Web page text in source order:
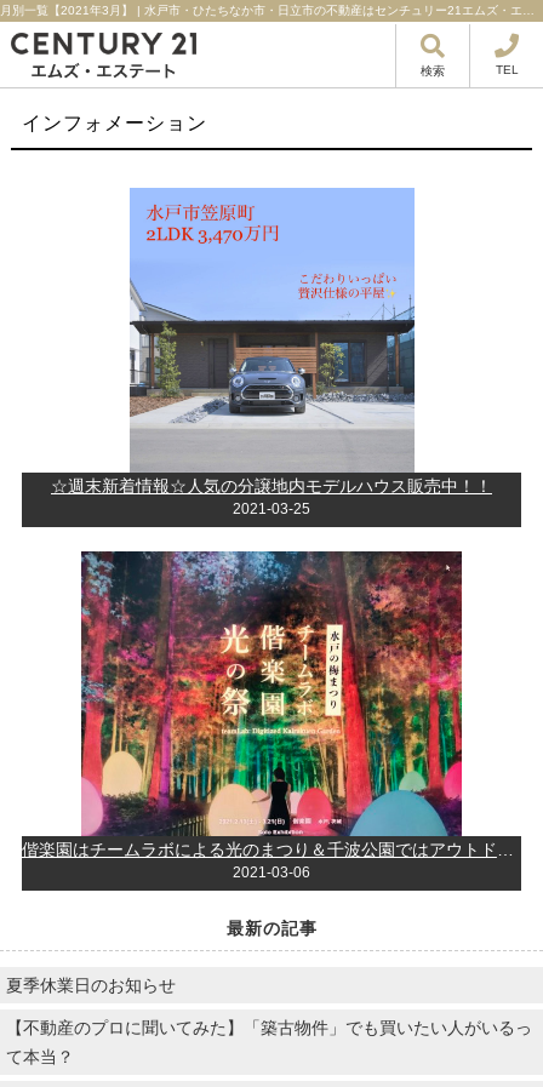
検索 TEL
インフォメーション
☆週末新着情報☆人気の分譲地内モデルハウス販売中！！
2021-03-25
偕楽園はチームラボによる光のまつり＆千波公園ではアウトドア雑誌「GO OUT」による本格的アウトドアイベント！！
2021-03-06
最新の記事
夏季休業日のお知らせ
【不動産のプロに聞いてみた】「築古物件」でも買いたい人がいるっ
て本当？